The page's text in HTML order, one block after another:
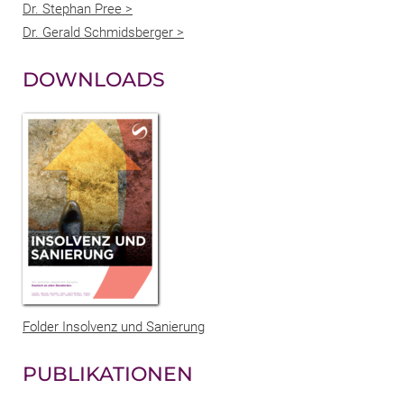
Dr. Stephan Pree >
Dr. Gerald Schmidsberger >
DOWNLOADS
Folder Insolvenz und Sanierung
PUBLIKATIONEN